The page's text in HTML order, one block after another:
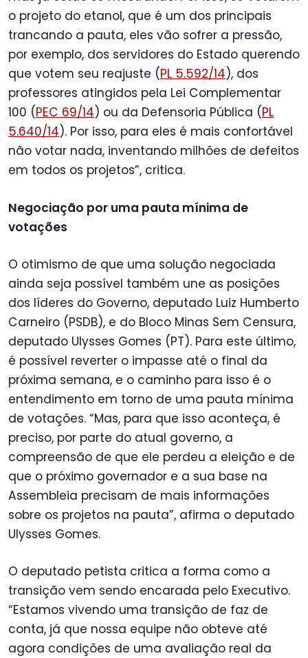
o projeto do etanol, que é um dos principais
trancando a pauta, eles vão sofrer a pressão,
por exemplo, dos servidores do Estado querendo
que votem seu reajuste (PL 5.592/14), dos
professores atingidos pela Lei Complementar
100 (PEC 69/14) ou da Defensoria Pública (PL
5.640/14). Por isso, para eles é mais confortável
não votar nada, inventando milhões de defeitos
em todos os projetos”, critica.
Negociação por uma pauta mínima de
votações
O otimismo de que uma solução negociada
ainda seja possível também une as posições
dos líderes do Governo, deputado Luiz Humberto
Carneiro (PSDB), e do Bloco Minas Sem Censura,
deputado Ulysses Gomes (PT). Para este último,
é possível reverter o impasse até o final da
próxima semana, e o caminho para isso é o
entendimento em torno de uma pauta mínima
de votações. “Mas, para que isso aconteça, é
preciso, por parte do atual governo, a
compreensão de que ele perdeu a eleição e de
que o próximo governador e a sua base na
Assembleia precisam de mais informações
sobre os projetos na pauta”, afirma o deputado
Ulysses Gomes.
O deputado petista critica a forma como a
transição vem sendo encarada pelo Executivo.
“Estamos vivendo uma transição de faz de
conta, já que nossa equipe não obteve até
agora condições de uma avaliação real da